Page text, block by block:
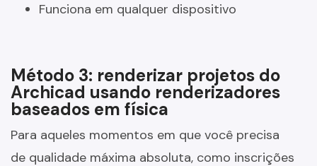
Funciona em qualquer dispositivo
Método 3: renderizar projetos do
Archicad usando renderizadores
baseados em física
Para aqueles momentos em que você precisa
de qualidade máxima absoluta, como inscrições